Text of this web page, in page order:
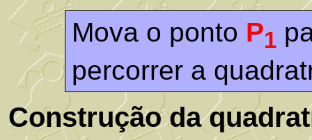
Mova o ponto P1
percorrer a
Construção da